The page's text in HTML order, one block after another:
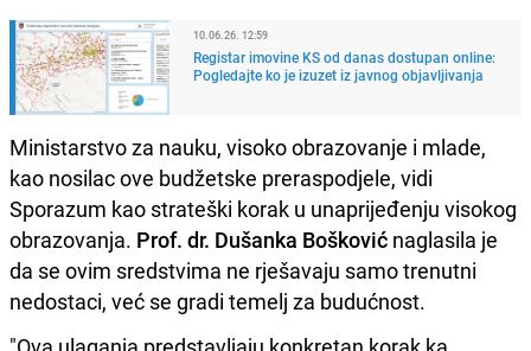
10.06.26. 12:59
Registar imovine KS od danas dostupan online:
Pogledajte ko je izuzet iz javnog objavljivanja
Ministarstvo za nauku, visoko obrazovanje i mlade,
kao nosilac ove budžetske preraspodjele, vidi
Sporazum kao strateški korak u unaprijeđenju visokog
obrazovanja. Prof. dr. Dušanka Bošković naglasila je
da se ovim sredstvima ne rješavaju samo trenutni
nedostaci, već se gradi temelj za budućnost.